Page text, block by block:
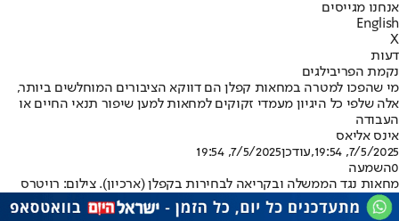
אנחנו מגייסים
English
X
דעות
נקמת הפריבילגים
מי שהפכו למטרה במחאות קפלן הם דווקא הציבורים המוחלשים ביותר,
אלה שלפי כל היגיון מעמדי זקוקים למחאות למען שיפור תנאי החיים או
העבודה
אינס אליאס
7/5/2025, 19:54
,עודכן7/5/2025, 19:54
0השמעה
מחאות נגד הממשלה ובקריאה לבחירות בקפלן (ארכיון). צילום: רויטרס